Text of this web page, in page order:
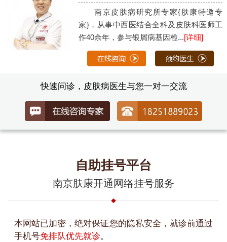
南京皮肤病研究所专家{肤康特邀专
家}，从事中西医结合全科及皮肤科医师工
作40余年，参与银屑病基因检...[详细]
快速问诊，皮肤病医生与您一对一交流
自助挂号平台
南京肤康开通网络挂号服务
本网站已加密，绝对保证您的隐私安全，就诊前通过
手机号免排队优先就诊。